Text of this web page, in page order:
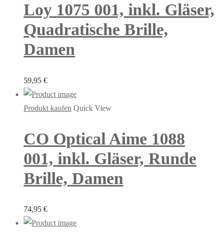
Loy 1075 001, inkl. Gläser,
Quadratische Brille,
Damen
59,95 €
Produkt kaufen Quick View
CO Optical Aime 1088
001, inkl. Gläser, Runde
Brille, Damen
74,95 €